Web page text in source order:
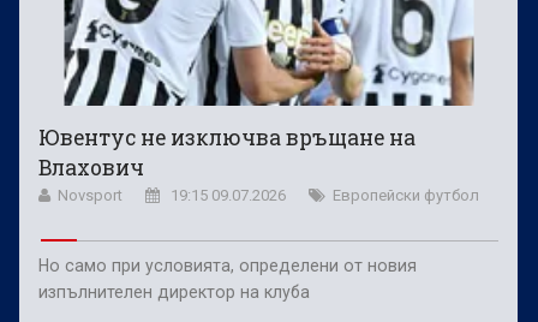
Ювентус не изключва връщане на
Влахович
Novsport 19:15 09.07.2026 Европейски футбол
Но само при условията, определени от новия
изпълнителен директор на клуба